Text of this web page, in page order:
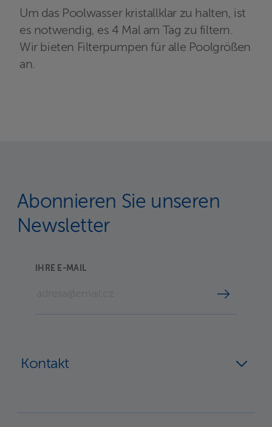
Um das Poolwasser kristallklar zu halten, ist
es notwendig, es 4 Mal am Tag zu filtern.
Wir bieten Filterpumpen für alle Poolgrößen
an.
Abonnieren Sie unseren
Newsletter
IHRE E-MAIL
Kontakt